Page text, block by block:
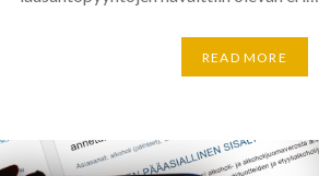
READ MORE